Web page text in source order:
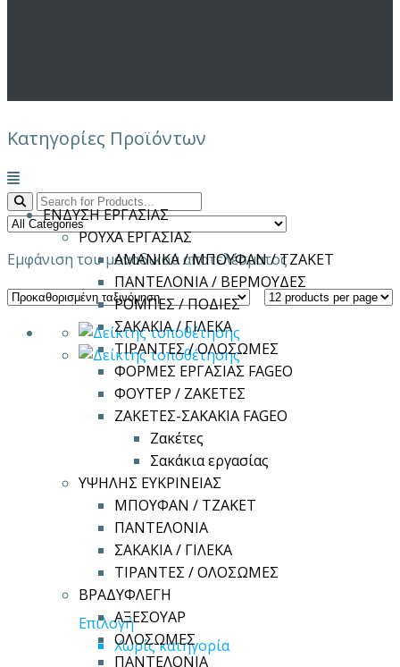
Κατηγορίες Προϊόντων
Μενού
ΕΝΔΥΣΗ ΕΡΓΑΣΙΑΣ
ΡΟΥΧΑ ΕΡΓΑΣΙΑΣ
ΑΜΑΝΙΚΑ / ΜΠΟΥΦΑΝ / ΤΖΑΚΕΤ
ΠΑΝΤΕΛΟΝΙΑ / ΒΕΡΜΟΥΔΕΣ
ΡΟΜΠΕΣ / ΠΟΔΙΕΣ
ΣΑΚΑΚΙΑ / ΓΙΛΕΚΑ
ΤΙΡΑΝΤΕΣ / ΟΛΟΣΩΜΕΣ
ΦΟΡΜΕΣ ΕΡΓΑΣΙΑΣ FAGEO
ΦΟΥΤΕΡ / ΖΑΚΕΤΕΣ
ΖΑΚΕΤΕΣ-ΣΑΚΑΚΙΑ FAGEO
Ζακέτες
Σακάκια εργασίας
ΥΨΗΛΗΣ ΕΥΚΡΙΝΕΙΑΣ
ΜΠΟΥΦΑΝ / ΤΖΑΚΕΤ
ΠΑΝΤΕΛΟΝΙΑ
ΣΑΚΑΚΙΑ / ΓΙΛΕΚΑ
ΤΙΡΑΝΤΕΣ / ΟΛΟΣΩΜΕΣ
ΒΡΑΔΥΦΛΕΓΗ
ΑΞΕΣΟΥΑΡ
ΟΛΟΣΩΜΕΣ
ΠΑΝΤΕΛΟΝΙΑ
Εμφάνιση του μοναδικού αποτελέσματος
ΕπιλογήΑυτό
το
Χωρίς κατηγορία